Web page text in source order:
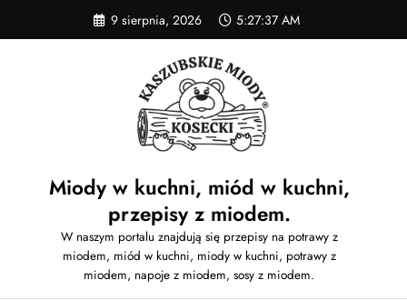
content
9 sierpnia, 2026 5:27:38 AM
Miody w kuchni, miód w kuchni,
przepisy z miodem.
W naszym portalu znajdują się przepisy na potrawy z
miodem, miód w kuchni, miody w kuchni, potrawy z
miodem, napoje z miodem, sosy z miodem.